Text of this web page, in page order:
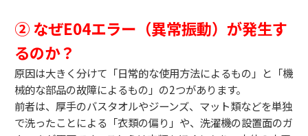
② なぜE04エラー（異常振動）が発生す
るのか？
原因は大きく分けて「日常的な使用方法によるもの」と「機
械的な部品の故障によるもの」の2つがあります。
前者は、厚手のバスタオルやジーンズ、マット類などを単独
で洗ったことによる「衣類の偏り」や、洗濯機の設置面のガ